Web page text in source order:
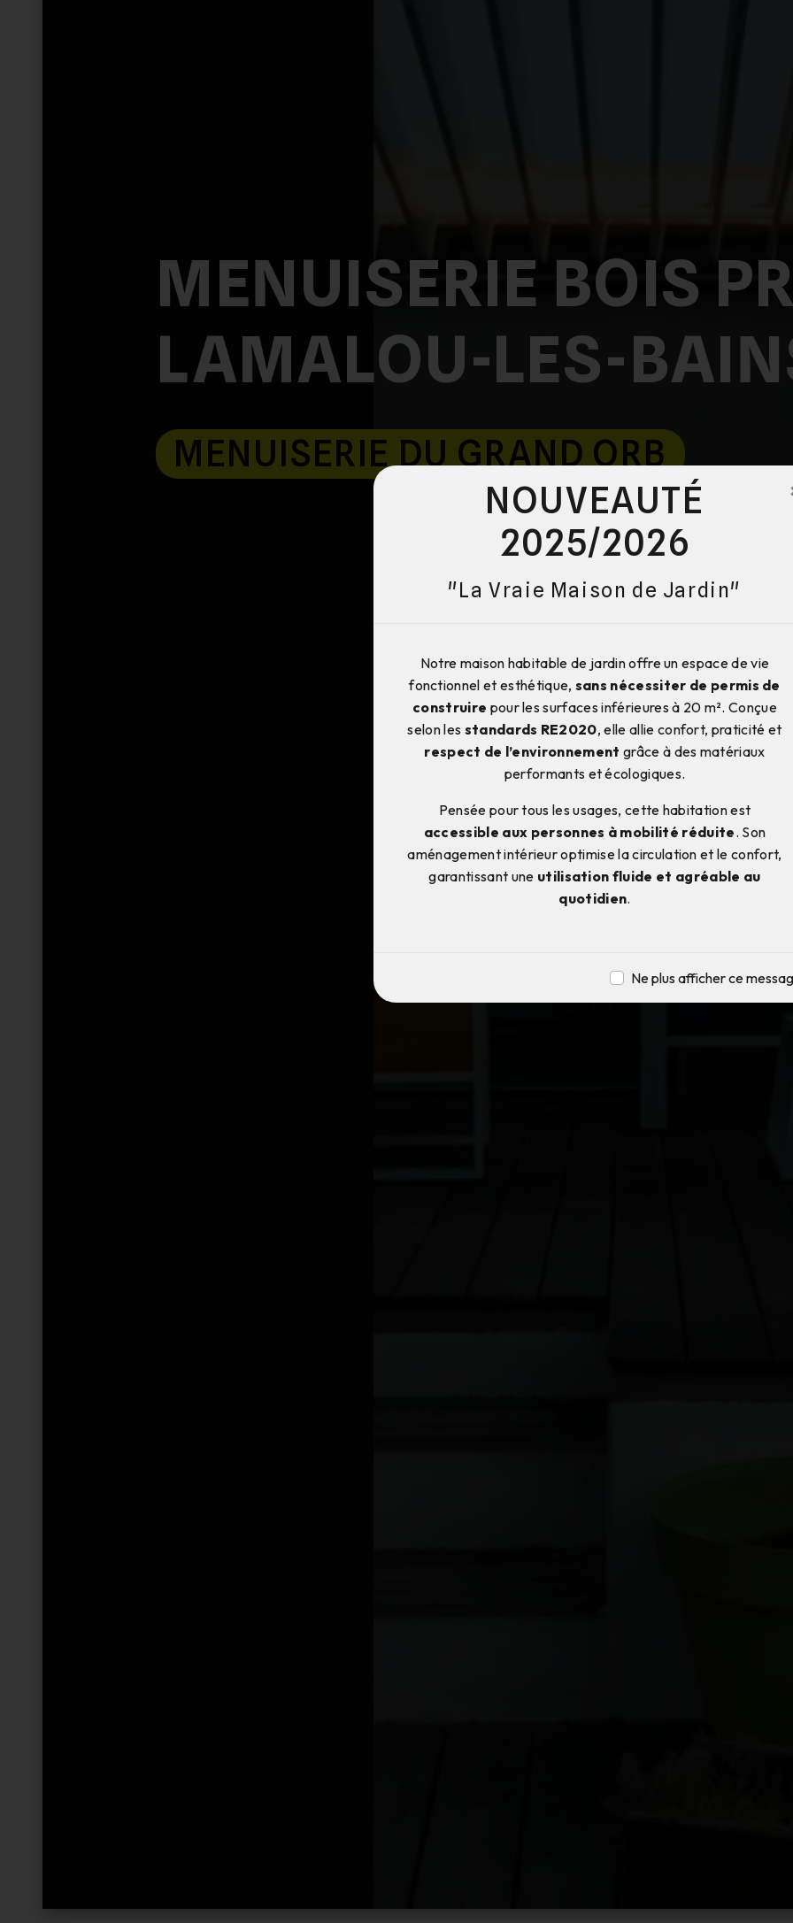
NOUVEAUTÉ
2025/2026
"La Vraie Maison de Jardin"
Notre maison habitable de jardin offre un espace de vie
fonctionnel et esthétique, sans nécessiter de permis de
construire pour les surfaces inférieures à 20 m². Conçue
selon les standards RE2020, elle allie confort, praticité et
respect de l’environnement grâce à des matériaux
performants et écologiques.
Pensée pour tous les usages, cette habitation est
accessible aux personnes à mobilité réduite. Son
aménagement intérieur optimise la circulation et le confort,
garantissant une utilisation fluide et agréable au
quotidien.
Ne plus afficher ce
MENUISERIE BOIS
LAMALOU-LES-
MENUISERIE DU GRAND ORB